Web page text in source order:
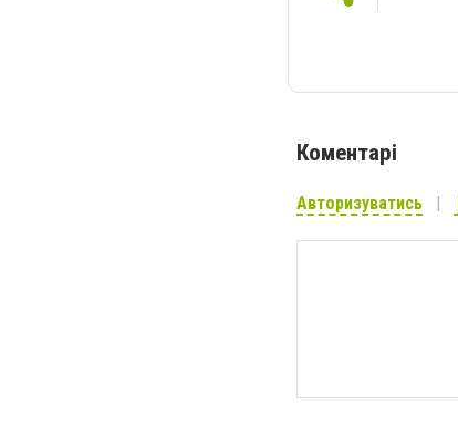
Коментарі
Авторизуватись